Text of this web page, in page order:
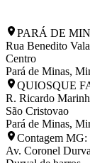
PARÁ DE
Rua Benedito
Centro
Pará de Minas,
QUIOSQUE
R. Ricardo
São Cristovao
Pará de Minas,
Contagem MG:
Av. Coronel